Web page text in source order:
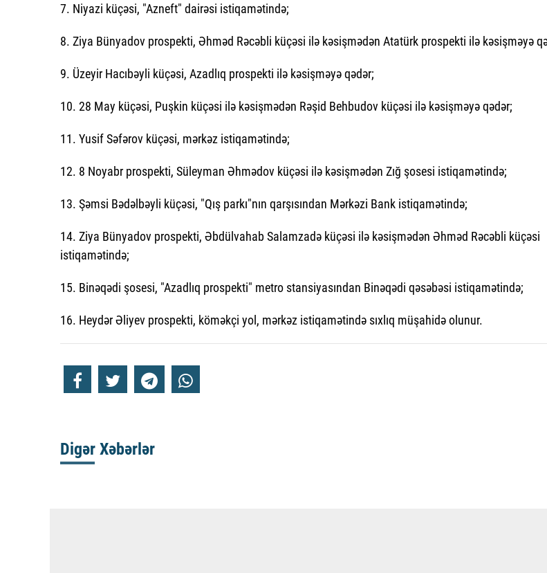
7. Niyazi küçəsi, "Azneft" dairəsi istiqamətində;
8. Ziya Bünyadov prospekti, Əhməd Rəcəbli küçəsi ilə kəsişmədən Atatürk prospekti ilə kəsişməyə
9. Üzeyir Hacıbəyli küçəsi, Azadlıq prospekti ilə kəsişməyə qədər;
10. 28 May küçəsi, Puşkin küçəsi ilə kəsişmədən Rəşid Behbudov küçəsi ilə kəsişməyə qədər;
11. Yusif Səfərov küçəsi, mərkəz istiqamətində;
12. 8 Noyabr prospekti, Süleyman Əhmədov küçəsi ilə kəsişmədən Zığ şosesi istiqamətində;
13. Şəmsi Bədəlbəyli küçəsi, "Qış parkı"nın qarşısından Mərkəzi Bank istiqamətində;
14. Ziya Bünyadov prospekti, Əbdülvahab Salamzadə küçəsi ilə kəsişmədən Əhməd Rəcəbli küçəsi
istiqamətində;
15. Binəqədi şosesi, "Azadlıq prospekti" metro stansiyasından Binəqədi qəsəbəsi istiqamətində;
16. Heydər Əliyev prospekti, köməkçi yol, mərkəz istiqamətində sıxlıq müşahidə olunur.
Digər Xəbərlər